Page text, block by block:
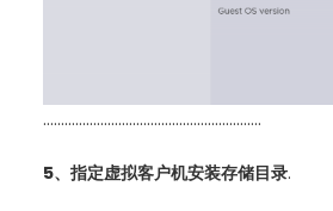
…………………………………………………….
5、指定虚拟客户机安装存储目录.